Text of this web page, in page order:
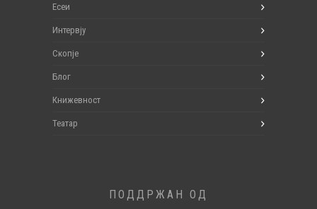
Есеи
Интервју
Скопје
Блог
Книжевност
Театар
ПОДДРЖАН ОД